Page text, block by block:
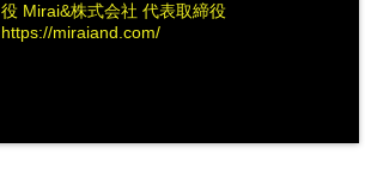
役 Mirai&株式会社 代表取締役
https://miraiand.com/